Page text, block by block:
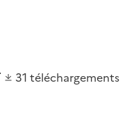
31 téléchargements